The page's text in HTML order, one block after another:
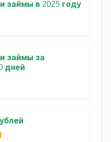
займы в 2025 году
займы за
дней